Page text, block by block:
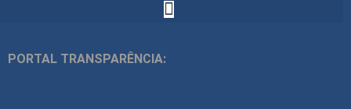
PORTAL TRANSPARÊNCIA: